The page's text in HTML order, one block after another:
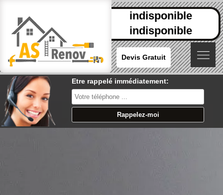
indisponible
indisponible
Devis Gratuit
Etre rappelé immédiatement: